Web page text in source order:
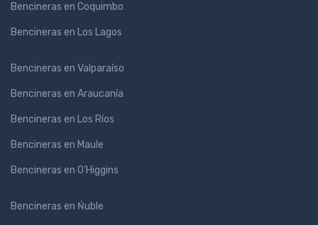
Bencineras en Coquimbo
Bencineras en Los Lagos
Bencineras en Valparaíso
Bencineras en Araucanía
Bencineras en Los Ríos
Bencineras en Maule
Bencineras en O'Higgins
Bencineras en Ńuble